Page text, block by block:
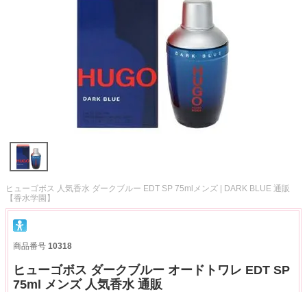
ヒューゴボス 人気香水 ダークブルー EDT SP 75mlメンズ | DARK BLUE 通販
【香水学園】
商品番号 10318
ヒューゴボス ダークブルー オードトワレ EDT SP
75ml メンズ 人気香水 通販